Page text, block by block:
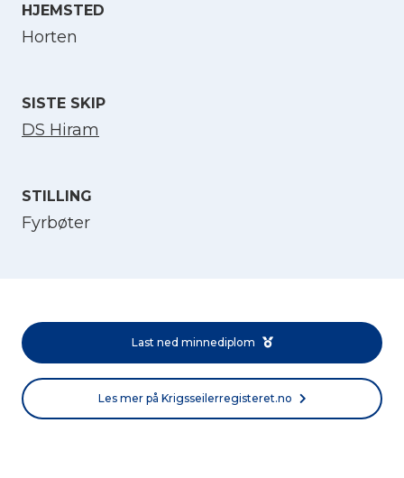
HJEMSTED
Horten
SISTE SKIP
DS Hiram
STILLING
Fyrbøter
Last ned minnediplom
Les mer på Krigsseilerregisteret.no
Velg språk
Norsk bokmål